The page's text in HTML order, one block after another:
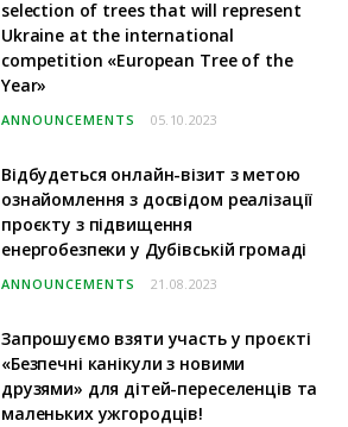
selection of trees that will represent
Ukraine at the international
competition «European Tree of the
Year»
ANNOUNCEMENTS 05.10.2023
Відбудеться онлайн-візит з метою
ознайомлення з досвідом реалізації
проєкту з підвищення
енергобезпеки у Дубівській громаді
ANNOUNCEMENTS 21.08.2023
Запрошуємо взяти участь у проєкті
«Безпечні канікули з новими
друзями» для дітей-переселенців та
маленьких ужгородців!